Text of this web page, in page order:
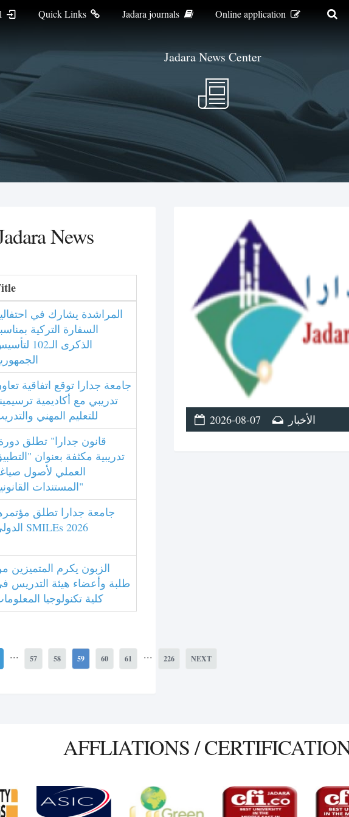
Quick Links Jadara journals Online application
Jadara News Center
News
المراشدة يشارك في
السفارة التركية
الذكرى الـ102
جامعة جدارا توقع اتفاقية
تدريبي مع أكاديمية
للتعليم المهني
تدريبية مكثفة بعنوان
العملي لأصول
المستندات القانونية"
جامعة جدارا تطلق
الدولي SMILEs 2026
الزبون يكرم المتميزين
طلبة وأعضاء هيئة التدريس
كلية تكنولوجيا
... 57 58 59 60 61 ... 226 NEXT
2026-08-07 الأخبار
AFFLIATIONS /